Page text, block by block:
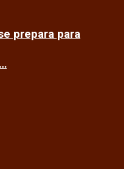
prepara para